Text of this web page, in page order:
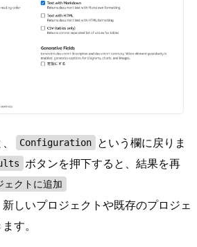
Configuration
という欄に戻りま
ボタンを押下すると、結果を再
ェクトに追加
しいプロジェクトや既存のプロジェ
す。